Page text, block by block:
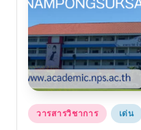
Posted
วารสารวิชาการ เด่น